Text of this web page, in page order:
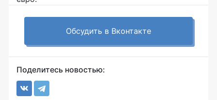
Обсудить в Вконтакте
Поделитесь новостью: